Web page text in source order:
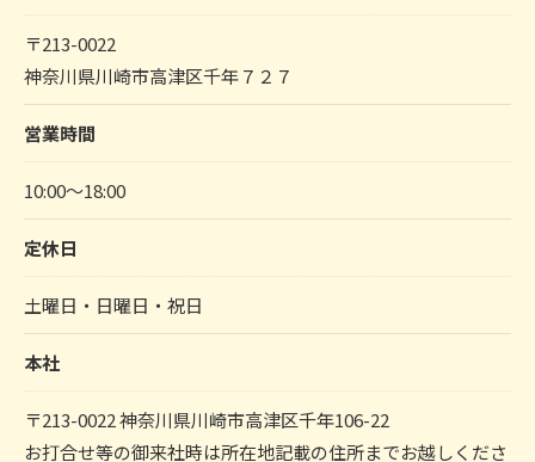
〒213-0022
神奈川県川崎市高津区千年７２７
営業時間
10:00～18:00
定休日
土曜日・日曜日・祝日
本社
〒213-0022 神奈川県川崎市高津区千年106-22
お打合せ等の御来社時は所在地記載の住所までお越しくださ